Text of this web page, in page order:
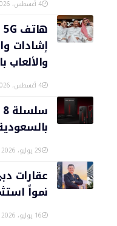
4 أغسطس، 2026
إشادات
والألعاب
4 أغسطس، 2026
29 يوليو، 2026
عقارات
نمواً
16 يوليو، 2026